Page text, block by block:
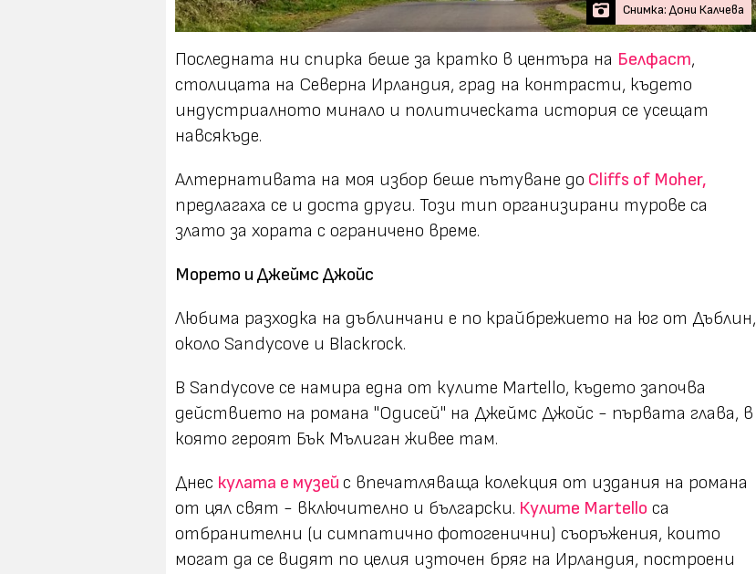
Снимка: Дони Калчева
Последната ни спирка беше за кратко в центъра на Белфаст,
столицата на Северна Ирландия, град на контрасти, където
индустриалното минало и политическата история се усещат
навсякъде.
Алтернативата на моя избор беше пътуване до Cliffs of Moher,
предлагаха се и доста други. Този тип организирани турове са
злато за хората с ограничено време.
Морето и Джеймс Джойс
Любима разходка на дъблинчани е по крайбрежието на юг от Дъблин,
около Sandycove и Blackrock.
В Sandycove се намира една от кулите Martello, където започва
действието на романа "Одисей" на Джеймс Джойс - първата глава, в
която героят Бък Мълиган живее там.
Днес кулата е музей с впечатляваща колекция от издания на романа
от цял свят - включително и български. Кулите Martello са
отбранителни (и симпатичнo фотогенични) съоръжения, които
могат да се видят по целия източен бряг на Ирландия, построени